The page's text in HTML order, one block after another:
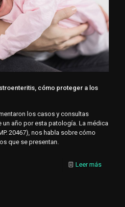
cómo proteger a los
los casos y consultas
año por esta patología. La médica
20467), nos habla sobre cómo
que se presentan.
Leer más